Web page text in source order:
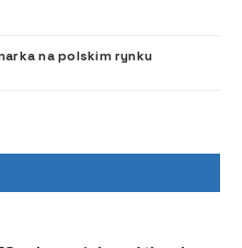
na polskim rynku